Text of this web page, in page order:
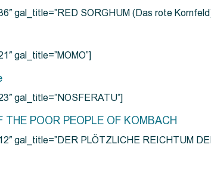
gal_title=”RED SORGHUM (Das rote
gal_title=”MOMO”]
gal_title=”NOSFERATU”]
THE POOR PEOPLE OF KOMBACH
gal_title=”DER PLÖTZLICHE REICHTUM